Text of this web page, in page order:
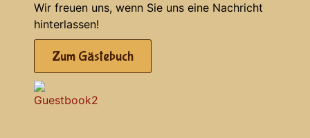
Wir freuen uns, wenn Sie uns eine Nachricht
hinterlassen!
Zum Gästebuch